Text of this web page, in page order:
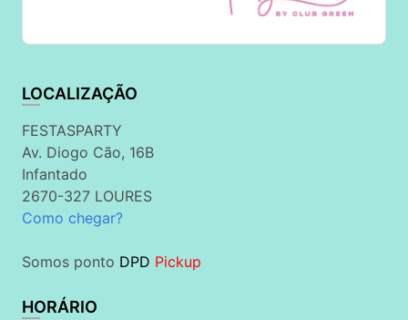
LOCALIZAÇÃO
FESTASPARTY
Av. Diogo Cão, 16B
Infantado
2670-327 LOURES
Como chegar?
Somos ponto DPD Pickup
HORÁRIO